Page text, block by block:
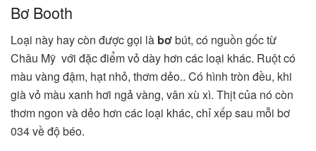
Bơ Booth
Loại này hay còn được gọi là bơbút, có nguồn gốc từ
Châu Mỹ với đặc điểm vỏ dày hơn các loại khác. Ruột có
màu vàng đậm, hạt nhỏ, thơm dẻo.. Có hình tròn đều, khi
già vỏ màu xanh hơi ngả vàng, vân xù xì. Thịt của nó còn
thơm ngon và dẻo hơn các loại khác, chỉ xếp sau mỗi bơ
034 về độ béo.